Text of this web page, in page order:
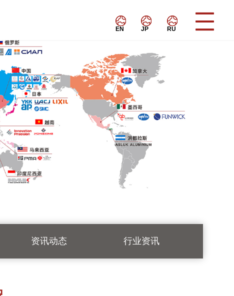
EN JP RU
资讯动态 行业资讯